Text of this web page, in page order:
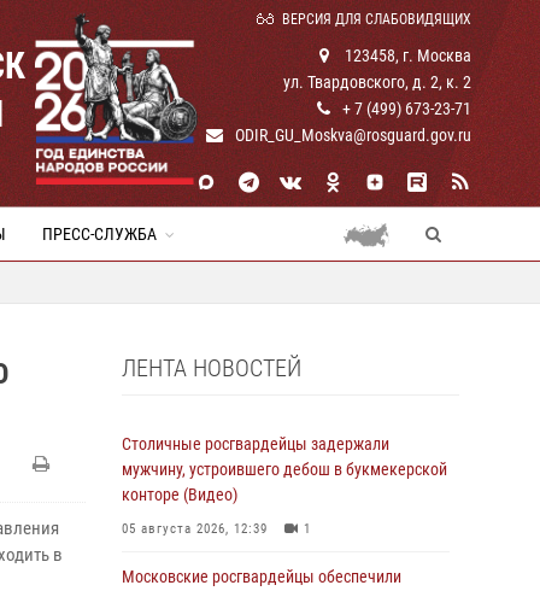
ВЕРСИЯ ДЛЯ СЛАБОВИДЯЩИХ
123458, г. Москва
ул. Твардовского, д. 2, к. 2
+ 7 (499) 673-23-71
ODIR_GU_Moskva@rosguard.gov.ru
ПРЕСС-СЛУЖБА
в
ЛЕНТА НОВОСТЕЙ
Столичные росгвардейцы задержали
мужчину, устроившего дебош в букмекерской
конторе (Видео)
05 августа 2026, 12:39 1
Московские росгвардейцы обеспечили